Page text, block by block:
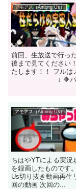
アモアス（Among Us）
前回、生放送で行っ
後まで見てください
たします！！ フルは
↓ 🔶パート
アモアス（Among Us）
ちはやYTによる実
を録画したものです
Us切り抜き動画再生
回の動画 次回の...